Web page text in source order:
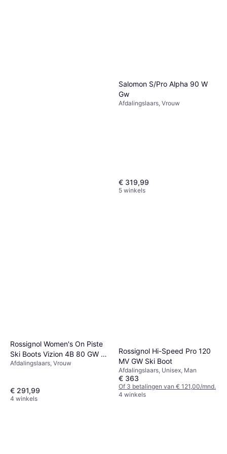
Leki Elite Lady Ski Poles
Black-Dark Anthracite-White
4 winkels
Salomon S/Pro Alpha 90 W
Gw
Afdalingslaars, Vrouw
€ 319,99
5 winkels
Rossignol Women's On Piste
Ski Boots Vizion 4B 80 GW -
White
Afdalingslaars, Vrouw
€ 291,99
4 winkels
Rossignol Hi-Speed Pro 120
MV GW Ski Boot
Afdalingslaars, Unisex, Man
€ 363
Of 3 betalingen van € 121,00/mnd.
4 winkels